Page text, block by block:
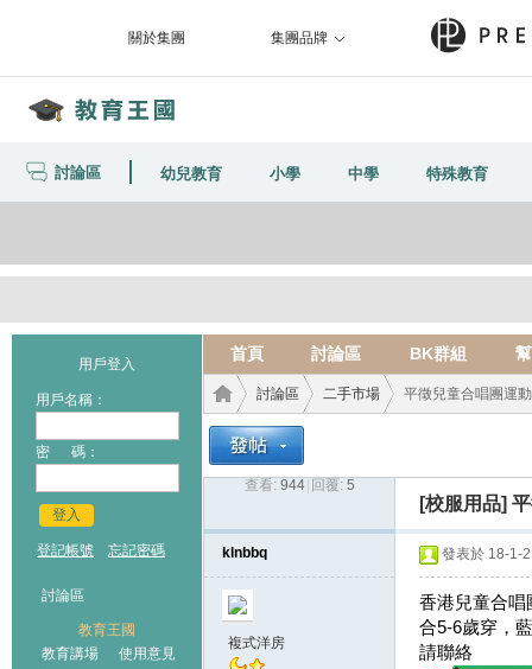
關於集團 集團品牌
討論區 幼兒教育 小學 中學 特殊教育
用戶登入
用戶名稱：
密 碼：
登入
登記帳號 忘記密碼
討論區
教育王國
教育講場
使用意見
首頁 討論區 BK群組
討論區
›
二手市場 平徵兒童合唱團運
查看: 944 回覆: 5
[校服用品]
klnbbq
複式洋房
發表於 18-1-
香港兒童合唱
合5-6歲穿，
請聯絡